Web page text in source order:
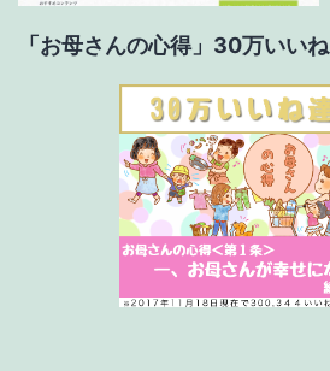
「お母さんの心得」30万いいね